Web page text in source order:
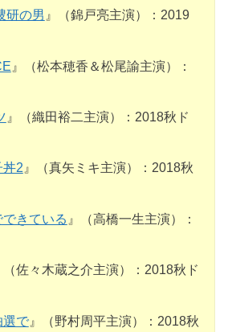
研の男 』（錦戸亮主演）：2019
』（松本穂香＆松尾諭主演）：
』（織田裕二主演）：2018秋ド
丼2』（真矢ミキ主演）：2018秋
きている 』（高橋一生主演）：
（佐々木蔵之介主演）：2018秋ド
選で』（野村周平主演）：2018秋